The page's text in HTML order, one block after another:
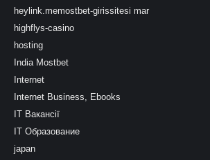
heylink.memostbet-girissitesi mar
highflys-casino
hosting
India Mostbet
Internet
Internet Business, Ebooks
IT Вакансії
IT Образование
japan